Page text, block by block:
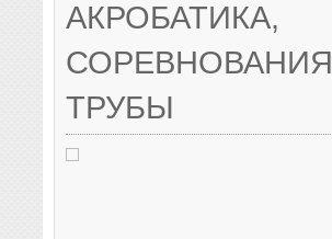
АКРОБАТИКА,
СОРЕВНОВАНИЯ
ТРУБЫ